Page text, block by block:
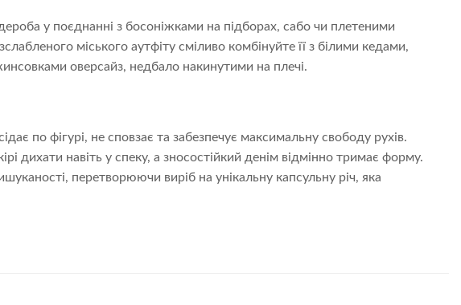
у поєднанні з босоніжками на підборах, сабо чи плетеними
міського аутфіту сміливо комбінуйте її з білими кедами,
оверсайз, недбало накинутими на плечі.
по фігурі, не сповзає та забезпечує максимальну свободу рухів.
дихати навіть у спеку, а зносостійкий денім відмінно тримає форму.
перетворюючи виріб на унікальну капсульну річ, яка